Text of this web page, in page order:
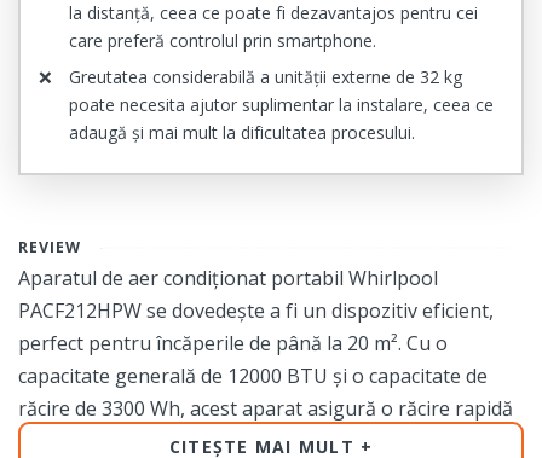
la distanță, ceea ce poate fi dezavantajos pentru cei
care preferă controlul prin smartphone.
Greutatea considerabilă a unității externe de 32 kg
poate necesita ajutor suplimentar la instalare, ceea ce
adaugă și mai mult la dificultatea procesului.
REVIEW
Aparatul de aer condiționat portabil Whirlpool
PACF212HPW se dovedește a fi un dispozitiv eficient,
perfect pentru încăperile de până la 20 m². Cu o
capacitate generală de 12000 BTU și o capacitate de
răcire de 3300 Wh, acest aparat asigură o răcire rapidă
și eficientă, ideală pentru zilele călduroase de vară. Este
CITEȘTE MAI MULT